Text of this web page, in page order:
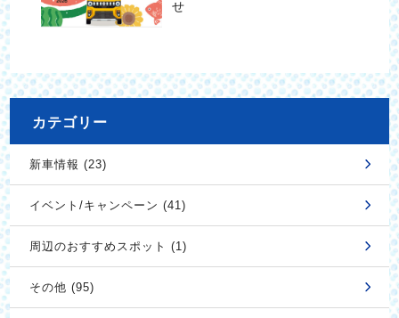
せ
カテゴリー
新車情報 (23)
イベント/キャンペーン (41)
周辺のおすすめスポット (1)
その他 (95)